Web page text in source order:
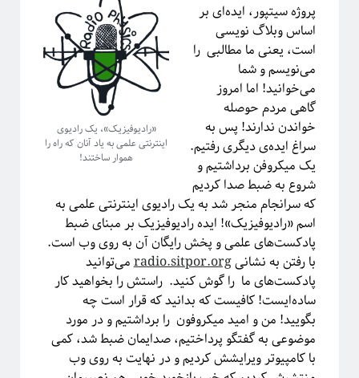
This work is licensed under a
Creative Commons Attribution-
NonCommercial-ShareAlike 4.0 International License
.
«رادیـوفیزیـک»، یک رادیـوی
اینترنتی علمی به یاد آنان که راه را
هموار ساختند!
پروژه سیتپور، ایده‌ای بر
اساس وبلاگ نویسی
است، یعنی ما مطالبی را
می‌نویسم و شما
می‌خوانید! اما امروز
گاهی مردم حوصله
خواندن ندارند! پس به
سراغ ایده‌ی دیگری رفتیم.
یک میکروفن برداشتیم و
شروع به ضبط صدا کردیم
که سرانجام منجر شد به یک رادیوی اینترنتی علمی به
اسم «رادیوفیزیک»! ایده رادیوفیزیک بر مبنای ضبط
پادکست‌‌های علمی و پخش رایگان آن به روی وب است.
با رفتن به نشانیradio.sitpor.orgمی‌توانید
پادکست‌های ما را گوش کنید. راستش را بخواهید کار
ساده‌ایست! کافیست که بدانید که قرار است چه
بگویید! من و امید میکروفون را برداشتیم و در مورد
موضوعی به گفتگو پرداختیم، صدایمان ضبط شد، کمی
با کامپیوتر ویرایشش کردیم و در نهایت به روی وب